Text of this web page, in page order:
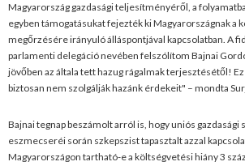
Magyarország gazdasági teljesítményéről, a
egyben támogatásukat fejezték ki Magyarországnak a
megőrzésére irányuló álláspontjával kapcsolatban. A
parlamenti delegáció nevében felszólítom Bajnai
jövőben az általa tett hazug rágalmak terjesztésétől!
biztosan nem szolgálják hazánk érdekeit" – mondta
Bajnai tegnap beszámolt arról is, hogy uniós
eszmecseréi során szkepszist tapasztalt azzal
Magyarországon tartható-e a költségvetési hiány 3